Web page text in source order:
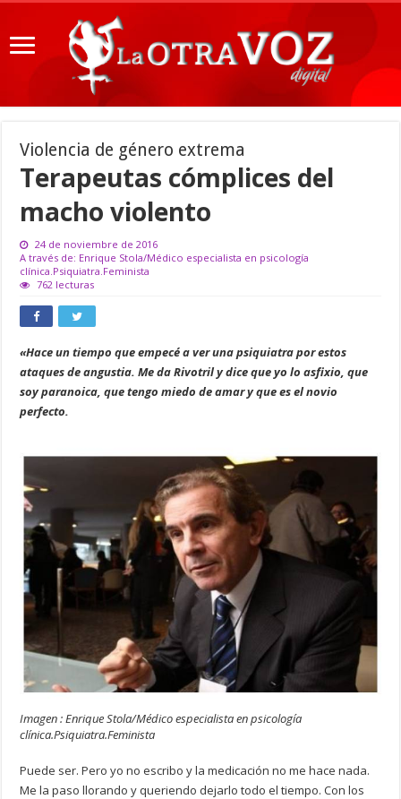
Violencia de género extrema
Terapeutas cómplices del
macho violento
24 de noviembre de 2016
A través de: Enrique Stola/Médico especialista en psicología
clínica.Psiquiatra.Feminista
762 lecturas
«Hace un tiempo que empecé a ver una psiquiatra por estos
ataques de angustia. Me da Rivotril y dice que yo lo asfixio, que
soy paranoica, que tengo miedo de amar y que es el novio
perfecto.
Imagen : Enrique Stola/Médico especialista en psicología
clínica.Psiquiatra.Feminista
Puede ser. Pero yo no escribo y la medicación no me hace nada.
Me la paso llorando y queriendo dejarlo todo el tiempo. Con los